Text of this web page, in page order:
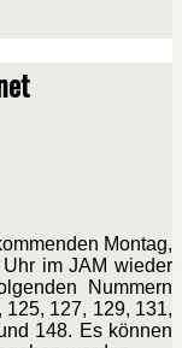
Montag,
im JAM wieder
Nummern
127, 129, 131,
148. Es können